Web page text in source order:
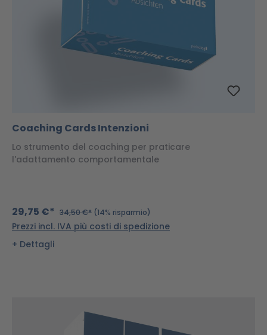
Coaching Cards Intenzioni
Lo strumento del coaching per praticare
l'adattamento comportamentale
29,75 €* 34,50 €* (14% risparmio)
Prezzi incl. IVA più costi di spedizione
Dettagli